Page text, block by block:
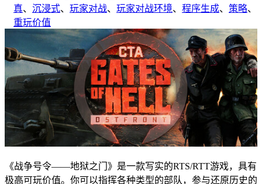
真、 沉浸式、 玩家对战、 玩家对战环境、 程序生成、 策略、
重玩价值
《战争号令——地狱之门》是一款写实的RTS/RTT游戏，具有
极高可玩价值。你可以指挥各种类型的部队，参与还原历史的